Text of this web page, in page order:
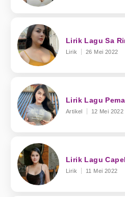
Lirik Lagu Sa
Lirik 26 Mei 2022
Lirik Lagu
Artikel 12 Mei 2022
Lirik Lagu
Lirik 11 Mei 2022